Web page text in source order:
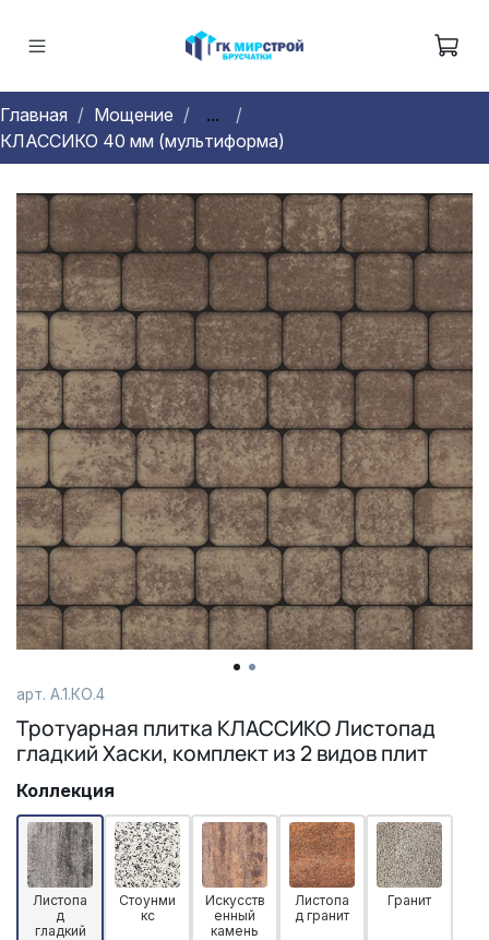
Главная Мощение
...
КЛАССИКО 40 мм (мультиформа)
арт. А.1.КО.4
Тротуарная плитка КЛАССИКО Листопад
гладкий Хаски, комплект из 2 видов плит
Коллекция
Листопа
д
гладкий
Стоунми
кс
Искусств
енный
камень
Листопа
д гранит
Гранит